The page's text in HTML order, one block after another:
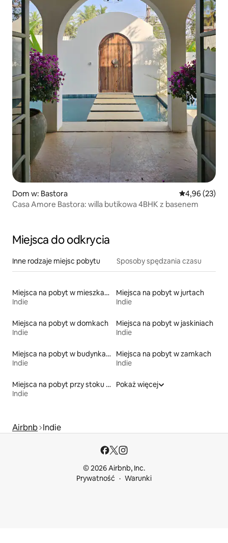
Dom w: Bastora Średnia
4,96 (23)
Casa Amore Bastora: willa butikowa 4BHK z basenem
Miejsca do odkrycia
Inne rodzaje miejsc pobytu Sposoby spędzania czasu
Miejsca na pobyt w mieszkaniach
Indie
Miejsca na pobyt w jurtach
Indie
Miejsca na pobyt w domkach
Indie
Miejsca na pobyt w jaskiniach
Indie
Miejsca na pobyt w budynkach sakralnych
Indie
Miejsca na pobyt w zamkach
Indie
Miejsca na pobyt przy stoku narciarskim
Indie
Pokaż więcej
Airbnb Indie
© 2026 Airbnb, Inc.
Prywatność
Warunki